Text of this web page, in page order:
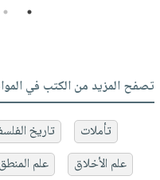
1
2
تصفح المزيد من الكتب في
تأملات تاريخ
علم الأخلاق
علم المنطق